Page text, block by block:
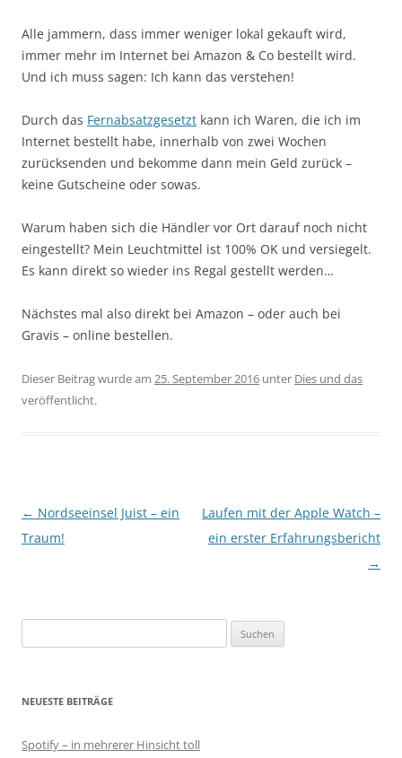
Alle jammern, dass immer weniger lokal gekauft wird,
immer mehr im Internet bei Amazon & Co bestellt wird.
Und ich muss sagen: Ich kann das verstehen!
Durch das Fernabsatzgesetzt kann ich Waren, die ich im
Internet bestellt habe, innerhalb von zwei Wochen
zurücksenden und bekomme dann mein Geld zurück –
keine Gutscheine oder sowas.
Warum haben sich die Händler vor Ort darauf noch nicht
eingestellt? Mein Leuchtmittel ist 100% OK und versiegelt.
Es kann direkt so wieder ins Regal gestellt werden…
Nächstes mal also direkt bei Amazon – oder auch bei
Gravis – online bestellen.
Dieser Beitrag wurde am 25. September 2016 unter Dies und das
veröffentlicht.
Beitragsnavigation
← Nordseeinsel Juist – ein
Traum!
Laufen mit der Apple Watch –
ein erster Erfahrungsbericht
→
nach:
NEUESTE BEITRÄGE
Spotify – in mehrerer Hinsicht toll